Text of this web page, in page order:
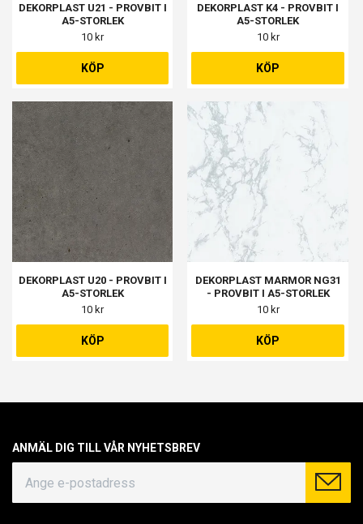
DEKORPLAST U21 - PROVBIT I
A5-STORLEK
10 kr
KÖP
DEKORPLAST K4 - PROVBIT I
A5-STORLEK
10 kr
KÖP
DEKORPLAST U20 - PROVBIT I
A5-STORLEK
10 kr
KÖP
DEKORPLAST MARMOR NG31
- PROVBIT I A5-STORLEK
10 kr
KÖP
ANMÄL DIG TILL VÅR NYHETSBREV